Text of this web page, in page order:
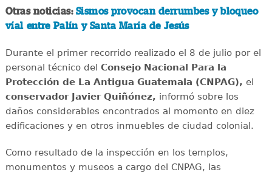
Otras noticias: Sismos provocan derrumbes y bloqueo
víal entre Palín y Santa María de Jesús
Durante el primer recorrido realizado el 8 de julio por el
personal técnico del Consejo Nacional Para la
Protección de La Antigua Guatemala (CNPAG), el
conservador Javier Quiñónez, informó sobre los
daños considerables encontrados al momento en diez
edificaciones y en otros inmuebles de ciudad colonial.
Como resultado de la inspección en los templos,
monumentos y museos a cargo del CNPAG, las